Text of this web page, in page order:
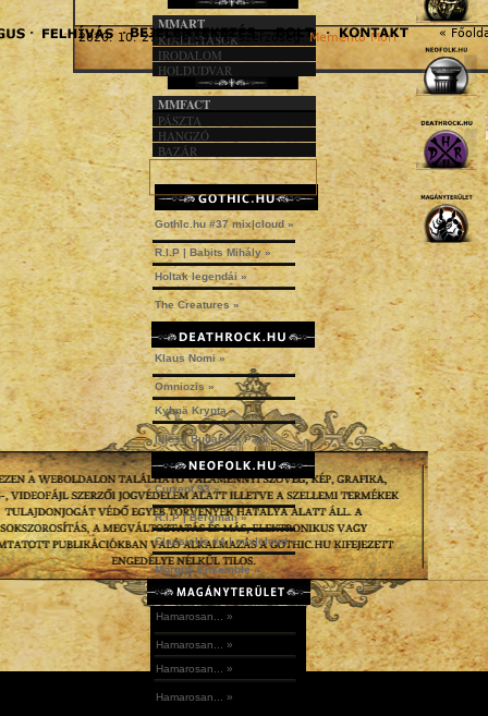
2020. 10. 27. - 06:23 | © szerzőség: Memento Mori «
MMART
KIÁLLÍTÁSOK
IRODALOM
HOLDUDVAR
MMFACT
PÁSZTA
HANGZÓ
BAZÁR
Gothic.hu #37 mix|cloud »
R.I.P | Babits Mihály »
Holtak legendái »
The Creatures »
Klaus Nomi »
Omniozis »
Kylmä Krypta »
Idles | Budapest Park »
Current 93 »
R.I.P | Bergman »
ClassicUs #4 | mix|cloud »
Morgue Ensemble »
Hamarosan... »
Hamarosan... »
Hamarosan... »
Hamarosan... »